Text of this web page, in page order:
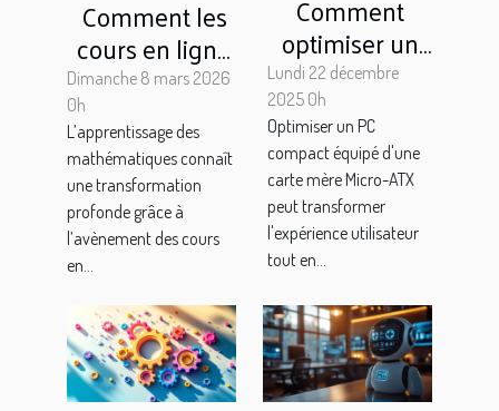
Comment les
cours en ligne
personnalisés
révolutionnent
l'apprentissage
des
mathématiques
?
Dimanche 8 mars 2026
0h
L’apprentissage des
mathématiques connaît
une transformation
profonde grâce à
l’avènement des cours
en...
Comment
optimiser un
PC compact
avec une carte
mère Micro-
ATX ?
Lundi 22 décembre
2025 0h
Optimiser un PC
compact équipé d'une
carte mère Micro-ATX
peut transformer
l'expérience utilisateur
tout en...